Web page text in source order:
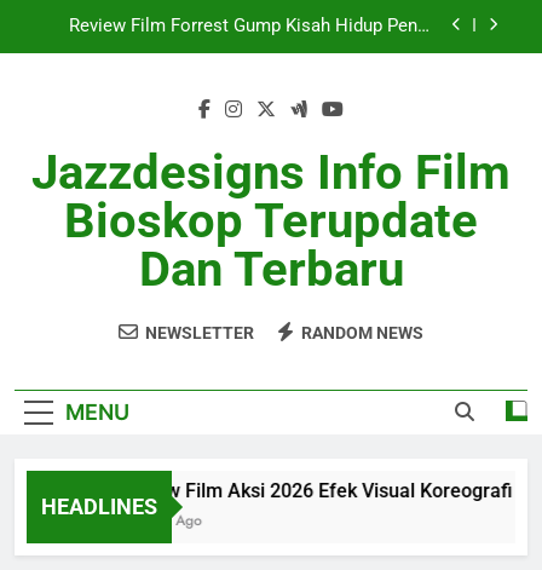
Review Film SciFi Modern Dengan Cerita Masa
Depan
Realistis
Review Film Forrest Gump Kisah Hidup Penuh
Makna
Review Film SciFi Modern Dengan Cerita Masa
Depan
Jazzdesigns Info Film
Bioskop Terupdate
Dan Terbaru
NEWSLETTER RANDOM NEWS
MENU
HEADLINES
Review Film Aksi 2026 Efek Visual Koreografi
1 Month Ago